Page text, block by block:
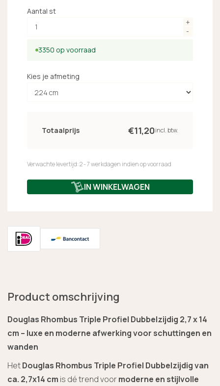
Kies je afmeting
3350 op voorraad
Aantal st
Totaalprijs €11,20incl. btw.
Verwachte levertijd: 2 - 7 werkdagen indien op voorraad
IN WINKELWAGEN
Product omschrijving
Douglas Rhombus Triple Profiel Dubbelzijdig 2,7 x 14
cm – luxe en moderne afwerking voor schuttingen en
wanden
HetDouglas Rhombus Triple Profiel Dubbelzijdig van
ca. 2,7x14 cm is dé trend voormoderne en stijlvolle